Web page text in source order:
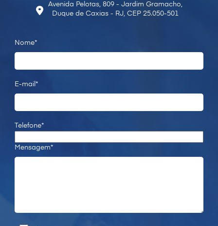
Avenida Pelotas, 809 - Jardim Gramacho,
Duque de Caxias - RJ, CEP 25.050-501
Nome*
E-mail*
Telefone*
Mensagem*